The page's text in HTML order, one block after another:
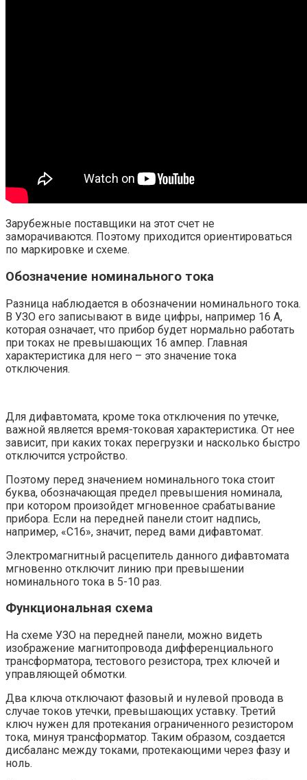
Зарубежные поставщики на этот счет не
заморачиваются. Поэтому приходится ориентироваться
по маркировке и схеме.
Обозначение номинального тока
Разница наблюдается в обозначении номинального тока.
В УЗО его записывают в виде цифры, например 16 А,
которая означает, что прибор будет нормально работать
при токах не превышающих 16 ампер. Главная
характеристика для него – это значение тока
отключения.
Для дифавтомата, кроме тока отключения по утечке,
важной является время-токовая характеристика. От нее
зависит, при каких токах перегрузки и насколько быстро
отключится устройство.
Поэтому перед значением номинального тока стоит
буква, обозначающая предел превышения номинала,
при котором произойдет мгновенное срабатывание
прибора. Если на передней панели стоит надпись,
например, «С16», значит, перед вами дифавтомат.
Электромагнитный расцепитель данного дифавтомата
мгновенно отключит линию при превышении
номинального тока в 5-10 раз.
Функциональная схема
На схеме УЗО на передней панели, можно видеть
изображение магнитопровода дифференциального
трансформатора, тестового резистора, трех ключей и
управляющей обмотки.
Два ключа отключают фазовый и нулевой провода в
случае токов утечки, превышающих уставку. Третий
ключ нужен для протекания ограниченного резистором
тока, минуя трансформатор. Таким образом, создается
дисбаланс между токами, протекающими через фазу и
ноль.